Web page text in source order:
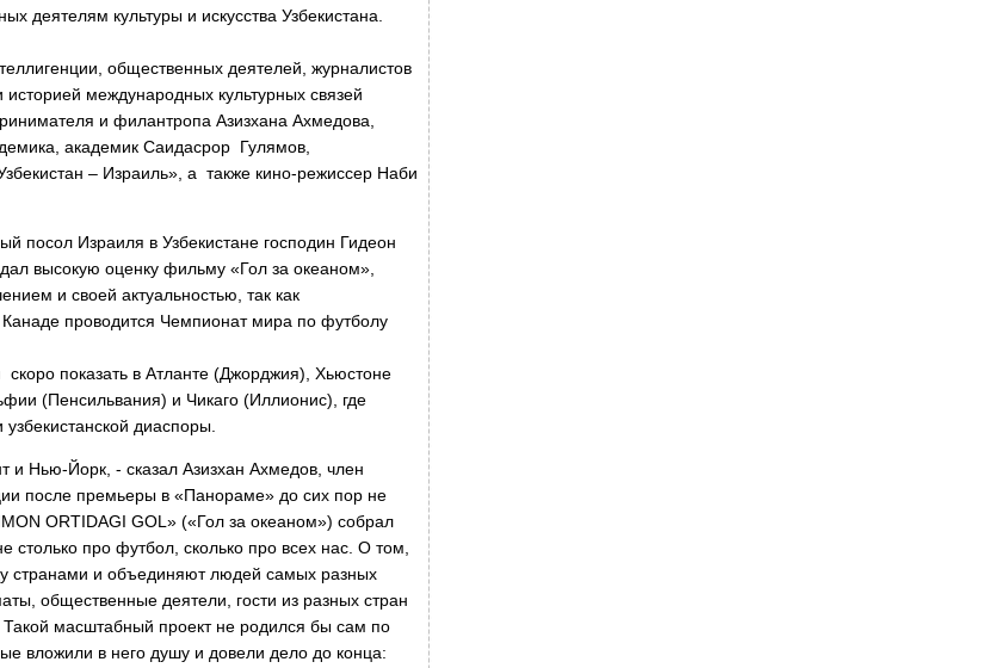
деятелям культуры и искусства Узбекистана.
общественных деятелей, журналистов
международных культурных связей
и филантропа Азизхана Ахмедова,
академик Саидасрор Гулямов,
– Израиль», а также кино-режиссер Наби
посол Израиля в Узбекистане господин Гидеон
высокую оценку фильму «Гол за океаном»,
и своей актуальностью, так как
проводится Чемпионат мира по футболу
показать в Атланте (Джорджия), Хьюстоне
(Пенсильвания) и Чикаго (Иллионис), где
диаспоры.
Нью-Йорк, - сказал Азизхан Ахмедов, член
после премьеры в «Панораме» до сих пор не
ORTIDAGI GOL» («Гол за океаном») собрал
про футбол, сколько про всех нас. О том,
странами и объединяют людей самых разных
общественные деятели, гости из разных стран
масштабный проект не родился бы сам по
вложили в него душу и довели дело до конца: